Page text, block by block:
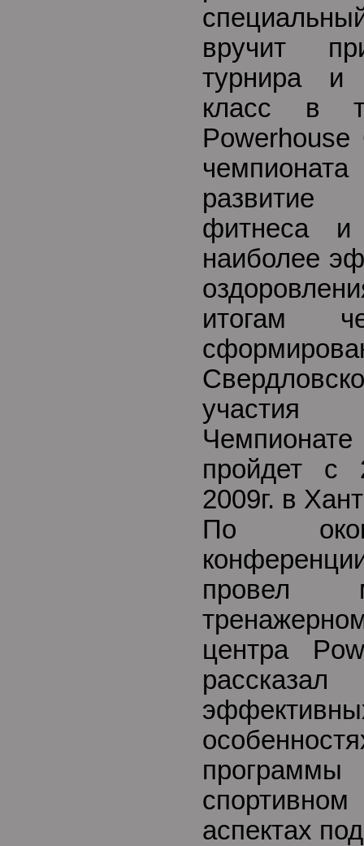
вручит
турнира и
класс в
фитнеса и
наиболее
итогам
пройдет с
2009г. в
По
провел
центра
аспектах